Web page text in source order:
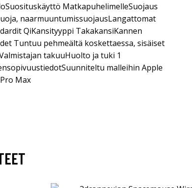
MatkapuhelimelleSuojaus
naarmuuntumissuojausLangattomat
QiKansityyppi TakakansiKannen
Tuntuu pehmeältä koskettaessa, sisäiset
takuuHuolto ja tuki 1
malleihin Apple
Max